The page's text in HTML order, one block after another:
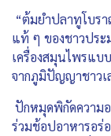
“ต้มยำปลาทูโบร
แท้ ๆ ของชาวประ
เครื่องสมุนไพรแบ
จากภูมิปัญญาชาวเ
ปักหมุดพิกัดความ
ร่วมช้อปอาหารอร่